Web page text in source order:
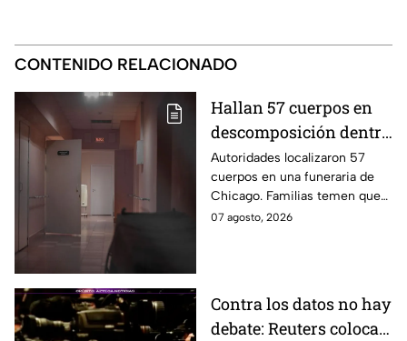
CONTENIDO RELACIONADO
Hallan 57 cuerpos en
descomposición dentro
de funeraria; familias
temen que las cenizas
recibidas no sean de
sus seres queridos
Autoridades localizaron 57
cuerpos en una funeraria de
Chicago. Familias temen que
los restos de sus seres
07 agosto, 2026
Contra los datos no hay
debate: Reuters coloca a